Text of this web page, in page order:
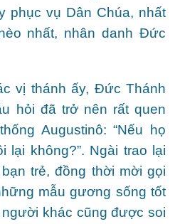
phục vụ Dân Chúa, nhất
nhất, nhân danh Đức
vị thánh ấy, Đức Thánh
hỏi đã trở nên rất quen
Augustinô: “Nếu họ
lại không?”. Ngài trao lại
trẻ, đồng thời mời gọi
mẫu gương sống tốt
khác cũng được soi